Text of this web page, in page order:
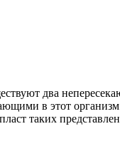
два
в этот
таких